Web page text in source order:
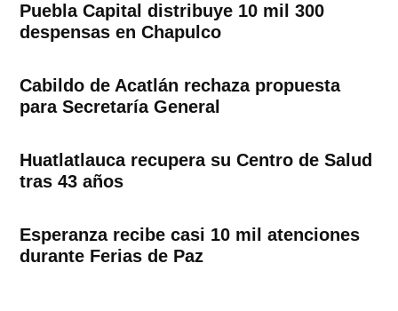
Puebla Capital distribuye 10 mil 300
despensas en Chapulco
Cabildo de Acatlán rechaza propuesta
para Secretaría General
Huatlatlauca recupera su Centro de Salud
tras 43 años
Esperanza recibe casi 10 mil atenciones
durante Ferias de Paz